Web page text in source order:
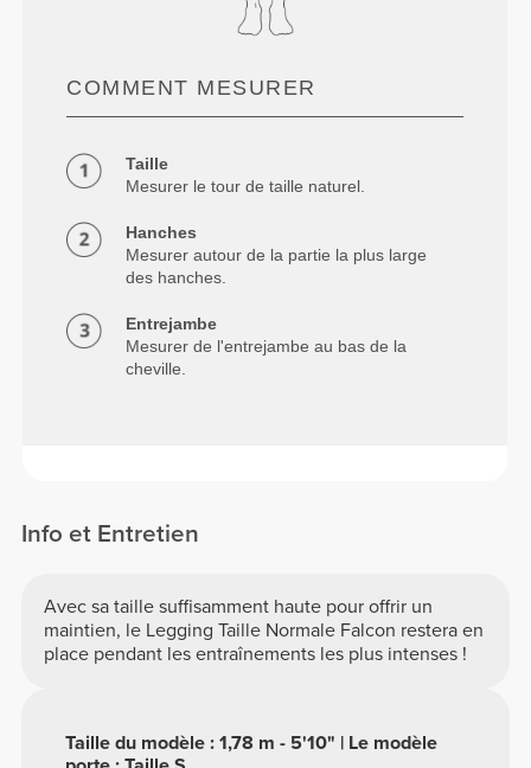
COMMENT MESURER
Taille
Mesurer le tour de taille naturel.
Hanches
Mesurer autour de la partie la plus large
des hanches.
Entrejambe
Mesurer de l'entrejambe au bas de la
cheville.
Info et Entretien
Avec sa taille suffisamment haute pour offrir un
maintien, le Legging Taille Normale Falcon restera en
place pendant les entraînements les plus intenses !
Taille du modèle : 1,78 m - 5'10" | Le modèle